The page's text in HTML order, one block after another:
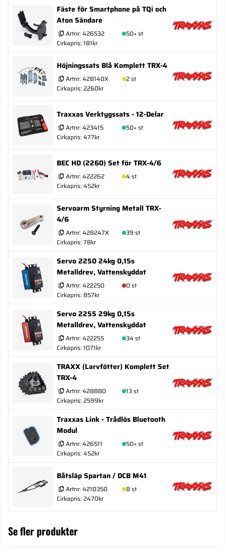
Fäste för Smartphone på TQi och
Aton Sändare
Artnr: 426532
50+ st
Cirkapris: 181kr
Höjningssats Blå Komplett TRX-4
Artnr: 428140X
2 st
Cirkapris: 2260kr
Traxxas Verktygssats - 12-Delar
Artnr: 423415
50+ st
Cirkapris: 477kr
BEC HD (2260) Set för TRX-4/6
Artnr: 422262
4 st
Cirkapris: 452kr
Servoarm Styrning Metall TRX-
4/6
Artnr: 428247X
39 st
Cirkapris: 78kr
Servo 2250 24kg 0,15s
Metalldrev, Vattenskyddat
Artnr: 422250
0 st
Cirkapris: 857kr
Servo 2255 29kg 0,15s
Metalldrev, Vattenskyddat
Artnr: 422255
34 st
Cirkapris: 1071kr
TRAXX (Larvfötter) Komplett Set
TRX-4
Artnr: 428880
13 st
Cirkapris: 2599kr
Traxxas Link - Trådlös Bluetooth
Modul
Artnr: 426511
50+ st
Cirkapris: 452kr
Båtsläp Spartan / DCB M41
Artnr: 4210350
8 st
Cirkapris: 2470kr
Se fler produkter